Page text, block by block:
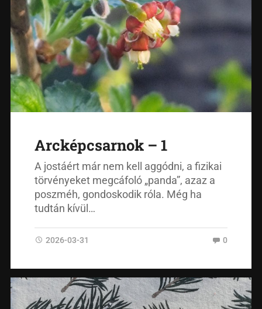
Arcképcsarnok – 1
A jostáért már nem kell aggódni, a fizikai
törvényeket megcáfoló „panda”, azaz a
poszméh, gondoskodik róla. Még ha
tudtán kívül…
2026-03-31 0